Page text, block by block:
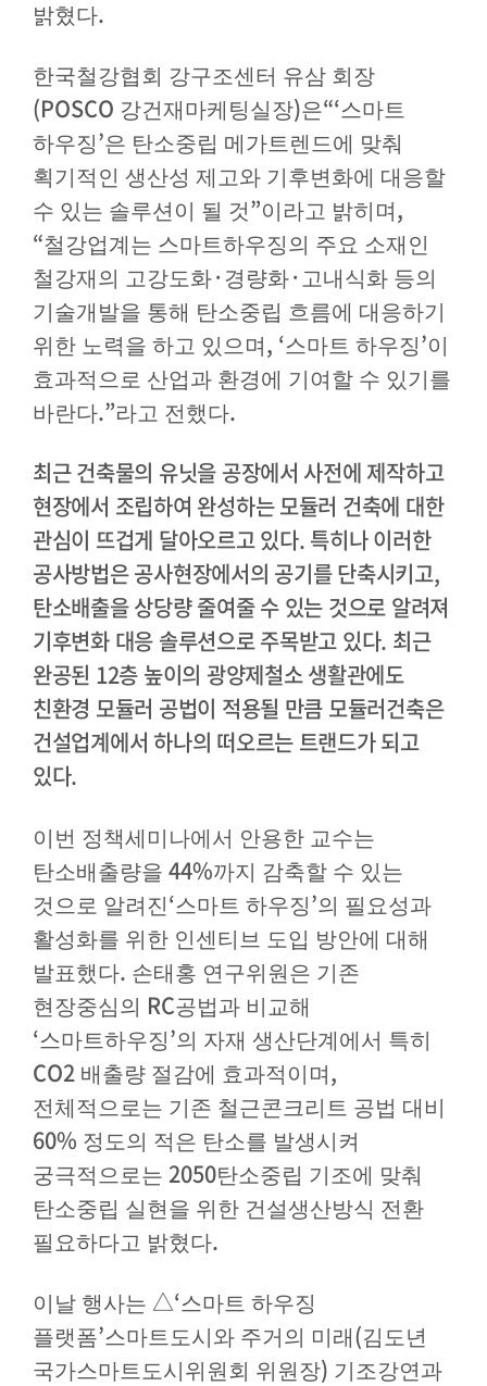
밝혔다.
한국철강협회 강구조센터 유삼 회장
(POSCO 강건재마케팅실장)은“‘스마트
하우징’은 탄소중립 메가트렌드에 맞춰
획기적인 생산성 제고와 기후변화에 대응할
수 있는 솔루션이 될 것”이라고 밝히며 ,
“철강업계는 스마트하우징의 주요 소재인
철강재의 고강도화· 경량화· 고내식화 등의
기술개발을 통해 탄소중립 흐름에 대응하기
위한 노력을 하고 있으며 , ‘스마트 하우징’이
효과적으로 산업과 환경에 기여할 수 있기를
바란다.”라고 전했다.
최근 건축물의 유닛을 공장에서 사전에 제작하고
현장에서 조립하여 완성하는 모듈러 건축에 대한
관심이 뜨겁게 달아오르고 있다. 특히나 이러한
공사방법은 공사현장에서의 공기를 단축시키고,
탄소배출을 상당량 줄여줄 수 있는 것으로 알려져
기후변화 대응 솔루션으로 주목받고 있다. 최근
완공된 12층 높이의 광양제철소 생활관에도
친환경 모듈러 공법이 적용될 만큼 모듈러건축은
건설업계에서 하나의 떠오르는 트랜드가 되고
있다.
이번 정책세미나에서 안용한 교수는
탄소배출량을 44%까지 감축할 수 있는
것으로 알려진‘스마트 하우징’의 필요성과
활성화를 위한 인센티브 도입 방안에 대해
발표했다. 손태홍 연구위원은 기존
현장중심의 RC공법과 비교해
‘스마트하우징’의 자재 생산단계에서 특히
CO2 배출량 절감에 효과적이며 ,
전체적으로는 기존 철근콘크리트 공법 대비
60% 정도의 적은 탄소를 발생시켜
궁극적으로는 2050탄소중립 기조에 맞춰
탄소중립 실현을 위한 건설생산방식 전환
필요하다고 밝혔다.
이날 행사는 △‘스마트 하우징
플랫폼’스마트도시와 주거의 미래 (김도년
국가스마트도시위원회 위원장) 기조강연과